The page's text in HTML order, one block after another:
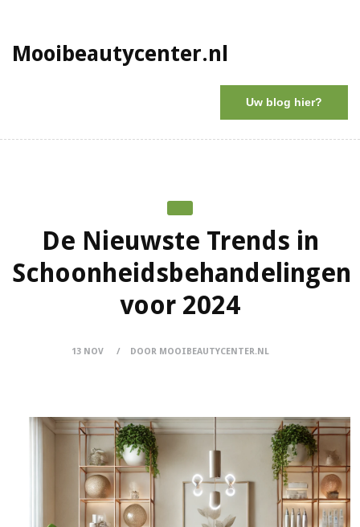
Mooibeautycenter.nl
Uw blog hier?
De Nieuwste Trends in
Schoonheidsbehandelingen
voor 2024
13 NOV DOOR MOOIBEAUTYCENTER.NL